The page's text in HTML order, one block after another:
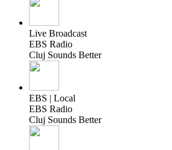
Live Broadcast
EBS Radio
Cluj Sounds Better
EBS | Local
EBS Radio
Cluj Sounds Better